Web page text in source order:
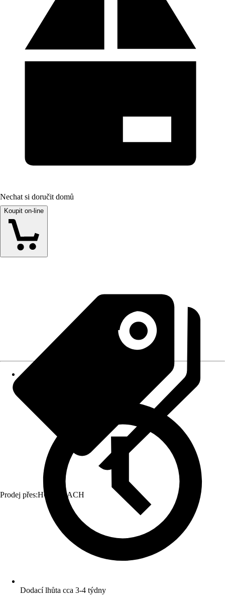
Nechat si doručit domů
Koupit on-line
Prodej přes:HORNBACH
Dodací lhůta cca 3-4 týdny